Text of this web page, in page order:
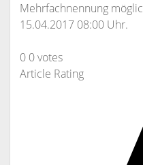
Mehrfachnennung
15.04.2017 08:00 Uhr.
0 0votes
Article Rating